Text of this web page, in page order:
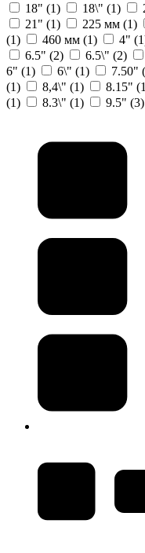
18" (1) 18\" (1)
21" (1) 225 мм (1)
(1)
460 мм (1) 4"
6.5" (2) 6.5\" (2)
6" (1) 6\" (1) 7.50"
(1)
8,4\" (1) 8.15"
(1)
8.3\" (1) 9.5" (3)